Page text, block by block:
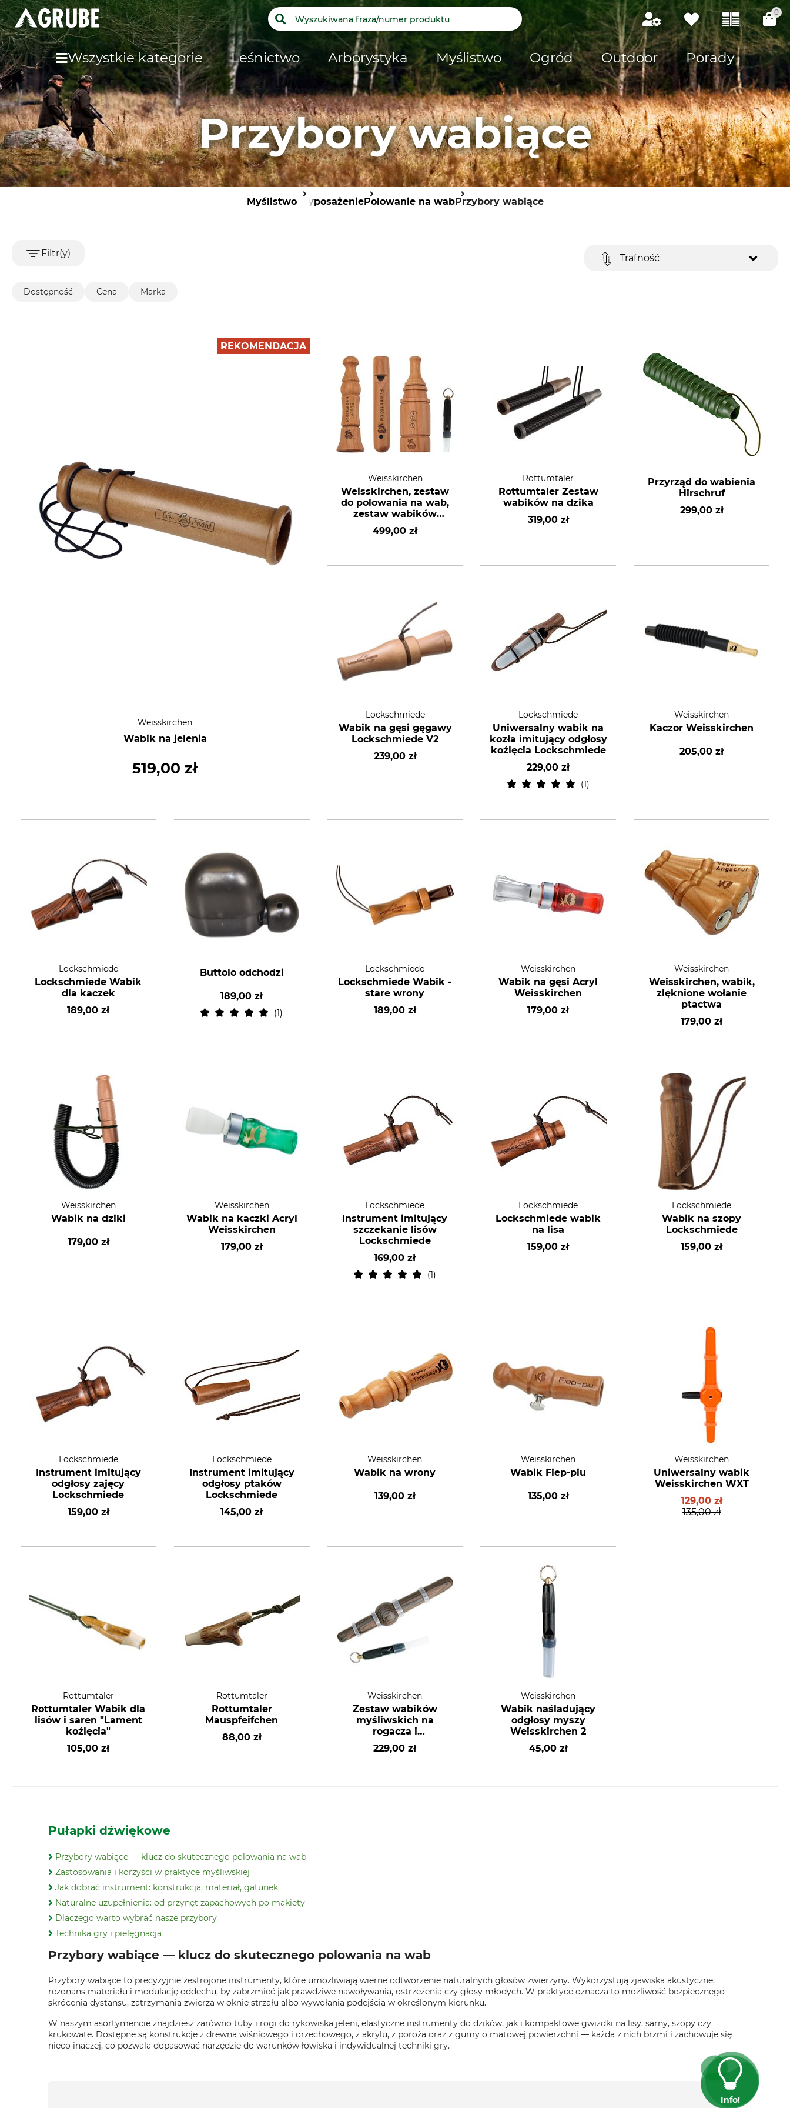
0
Wszystkie kategorie Leśnictwo Arborystyka Myślistwo Ogród Outdoor Porady
Przybory wabiące
MyślistwoWyposażeniePolowanie na wabPrzybory wabiące
Filtr(y) Trafność
Dostępność Cena Marka
REKOMENDACJA
Weisskirchen
Wabik na jelenia
519,00 zł
Weisskirchen
Weisskirchen, zestaw
do polowania na wab,
zestaw wabików
imitujących
pobudzenie lisa w
499,00 zł
Rottumtaler
Rottumtaler Zestaw
wabików na dzika
319,00 zł
Przyrząd do wabienia
Hirschruf
299,00 zł
Lockschmiede
Wabik na gęsi gęgawy
Lockschmiede V2
239,00 zł
Lockschmiede
Uniwersalny wabik na
kozła imitujący odgłosy
koźlęcia Lockschmiede
229,00 zł
1
Weisskirchen
Kaczor Weisskirchen
205,00 zł
Lockschmiede
Lockschmiede Wabik
dla kaczek
189,00 zł
Buttolo odchodzi
189,00 zł
1
Lockschmiede
Lockschmiede Wabik -
stare wrony
189,00 zł
Weisskirchen
Wabik na gęsi Acryl
Weisskirchen
179,00 zł
Weisskirchen
Weisskirchen, wabik,
zlęknione wołanie
ptactwa
179,00 zł
Weisskirchen
Wabik na dziki
179,00 zł
Weisskirchen
Wabik na kaczki Acryl
Weisskirchen
179,00 zł
Lockschmiede
Instrument imitujący
szczekanie lisów
Lockschmiede
169,00 zł
1
Lockschmiede
Lockschmiede wabik
na lisa
159,00 zł
Lockschmiede
Wabik na szopy
Lockschmiede
159,00 zł
Lockschmiede
Instrument imitujący
odgłosy zajęcy
Lockschmiede
159,00 zł
Lockschmiede
Instrument imitujący
odgłosy ptaków
Lockschmiede
145,00 zł
Weisskirchen
Wabik na wrony
139,00 zł
Weisskirchen
Wabik Fiep-piu
135,00 zł
Weisskirchen
Uniwersalny wabik
Weisskirchen WXT
129,00 zł
135,00 zł
Rottumtaler
Rottumtaler Wabik dla
lisów i saren "Lament
koźlęcia"
105,00 zł
Rottumtaler
Rottumtaler
Mauspfeifchen
88,00 zł
Weisskirchen
Zestaw wabików
myśliwskich na
rogacza i
lisaWeisskirchen:
listkowy z drewna
229,00 zł
Weisskirchen
Wabik naśladujący
odgłosy myszy
Weisskirchen 2
45,00 zł
Pułapki dźwiękowe
Przybory wabiące — klucz do skutecznego polowania na wab
Zastosowania i korzyści w praktyce myśliwskiej
Jak dobrać instrument: konstrukcja, materiał, gatunek
Naturalne uzupełnienia: od przynęt zapachowych po makiety
Dlaczego warto wybrać nasze przybory
Technika gry i pielęgnacja
Przybory wabiące — klucz do skutecznego polowania na wab
Przybory wabiące to precyzyjnie zestrojone instrumenty, które umożliwiają wierne odtworzenie naturalnych głosów zwierzyny. Wykorzystują zjawiska akustyczne,
rezonans materiału i modulację oddechu, by zabrzmieć jak prawdziwe nawoływania, ostrzeżenia czy głosy młodych. W praktyce oznacza to możliwość bezpiecznego
skrócenia dystansu, zatrzymania zwierza w oknie strzału albo wywołania podejścia w określonym kierunku.
W naszym asortymencie znajdziesz zarówno tuby i rogi do rykowiska jeleni, elastyczne instrumenty do dzików, jak i kompaktowe gwizdki na lisy, sarny, szopy czy
krukowate. Dostępne są konstrukcje z drewna wiśniowego i orzechowego, z akrylu, z poroża oraz z gumy o matowej powierzchni — każda z nich brzmi i zachowuje się
nieco inaczej, co pozwala dopasować narzędzie do warunków łowiska i indywidualnej techniki gry.
Info!